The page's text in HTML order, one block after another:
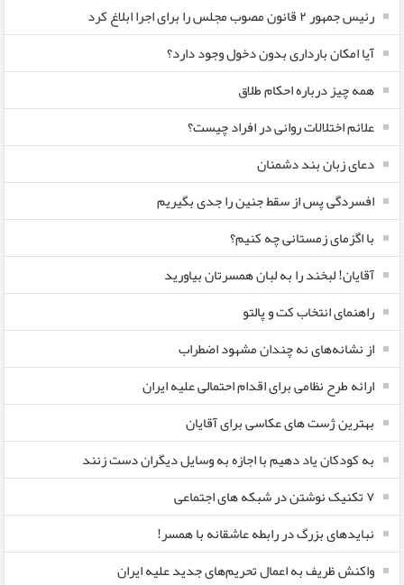
رئیس جمهور ۲ قانون مصوب مجلس را برای اجرا ابلاغ کرد
آیا امکان بارداری بدون دخول وجود دارد؟
همه چیز درباره احکام طلاق
علائم اختلالات روانی در افراد چیست؟
دعای زبان بند دشمنان
افسردگی پس از سقط جنین را جدی بگیریم
با اگزمای زمستانی چه کنیم؟
آقایان! لبخند را به لبان همسرتان بیاورید
راهنمای انتخاب کت و پالتو
از نشانه‌های نه چندان مشهود اضطراب
ارائه طرح نظامی برای اقدام احتمالی علیه ایران
بهترین ژست های عکاسی برای آقایان
به کودکان یاد دهیم با اجازه به وسایل دیگران دست زنند
۷ تکنیک نوشتن در شبکه های اجتماعی
نبایدهای بزرگ در رابطه عاشقانه با همسر!
واکنش ظریف به اعمال تحریم‌های جدید علیه ایران